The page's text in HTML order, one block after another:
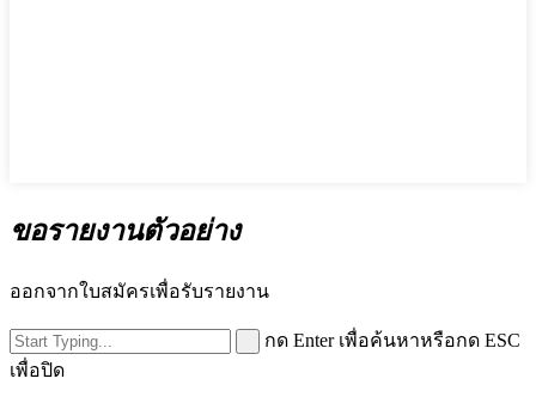
ขอรายงานตัวอย่าง
ออกจากใบสมัครเพื่อรับรายงาน
กด Enter เพื่อค้นหาหรือกด ESC
เพื่อปิด